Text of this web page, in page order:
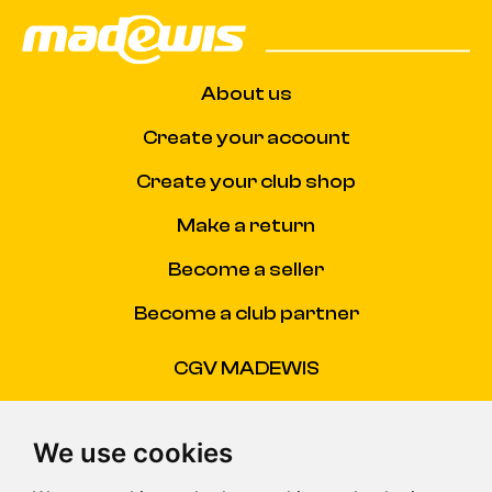
We use cookies
About us
Create your account
Create your club shop
Make a return
Become a seller
Become a club partner
CGV MADEWIS
FAQ